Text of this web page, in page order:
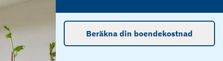
Beräkna din boendekostnad